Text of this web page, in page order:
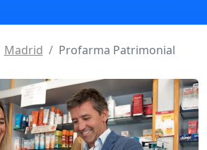
Madrid Profarma Patrimonial